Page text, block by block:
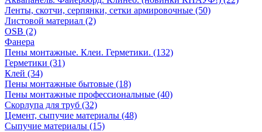
Ленты, скотчи, серпянки, сетки армировочные (50)
Листовой материал (2)
OSB (2)
Фанера
Пены монтажные. Клеи. Герметики. (132)
Герметики (31)
Клей (34)
Пены монтажные бытовые (18)
Пены монтажные профессиональные (40)
Скорлупа для труб (32)
Цемент, сыпучие материалы (48)
Сыпучие материалы (15)